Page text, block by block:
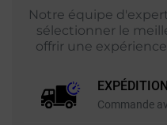
Notre équipe
sélectionner le
offrir une
Commande